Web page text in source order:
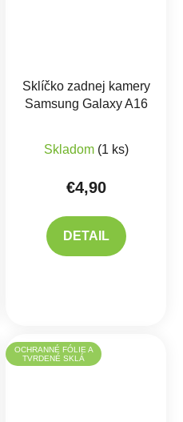
Sklíčko zadnej kamery
Samsung Galaxy A16
Skladom (1 ks)
€4,90
DETAIL
OCHRANNÉ FÓLIE A
TVRDENÉ SKLÁ